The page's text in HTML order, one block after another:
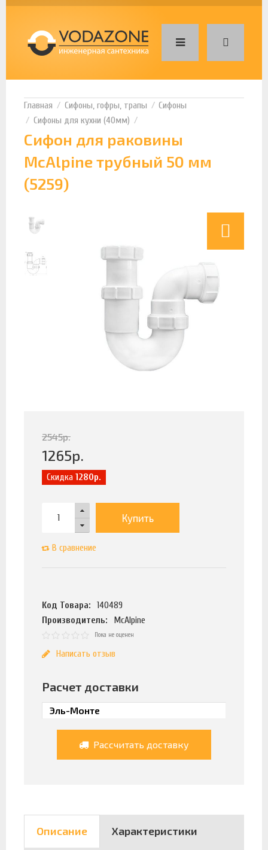
Сифоны, гофры, трапы
Сифоны
Сифоны для кухни (40мм)
Сифон для раковины
McAlpine трубный 50 мм
(5259)
2545р.
1265р.
Скидка 1280р.
Купить
В сравнение
Код Товара:
140489
Производитель:
McAlpine
Пока не оценен
Написать отзыв
Расчет доставки
Рассчитать доставку
Описание Характеристики